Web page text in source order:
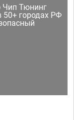
Чип Тюнинг
50+ городах РФ